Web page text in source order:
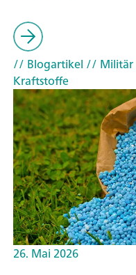
// Blogartikel // Militär
Kraftstoffe
26. Mai 2026